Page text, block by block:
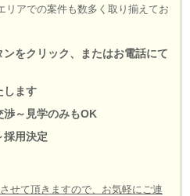
リアでの案件も数多く取り揃えてお
ンをクリック、またはお電話にて
します
～見学のみもOK
用決定
せて頂きますので、お気軽にご連